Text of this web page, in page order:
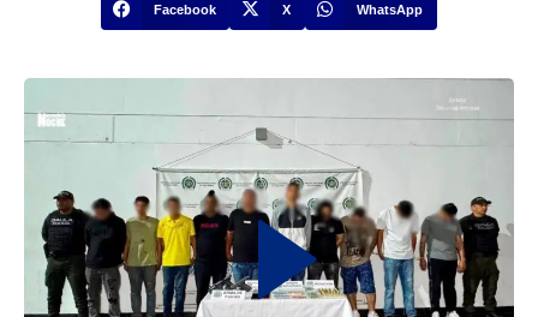
Facebook X WhatsApp